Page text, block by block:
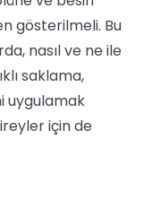
gösterilmeli. Bu
nasıl ve ne ile
saklama,
uygulamak
için de